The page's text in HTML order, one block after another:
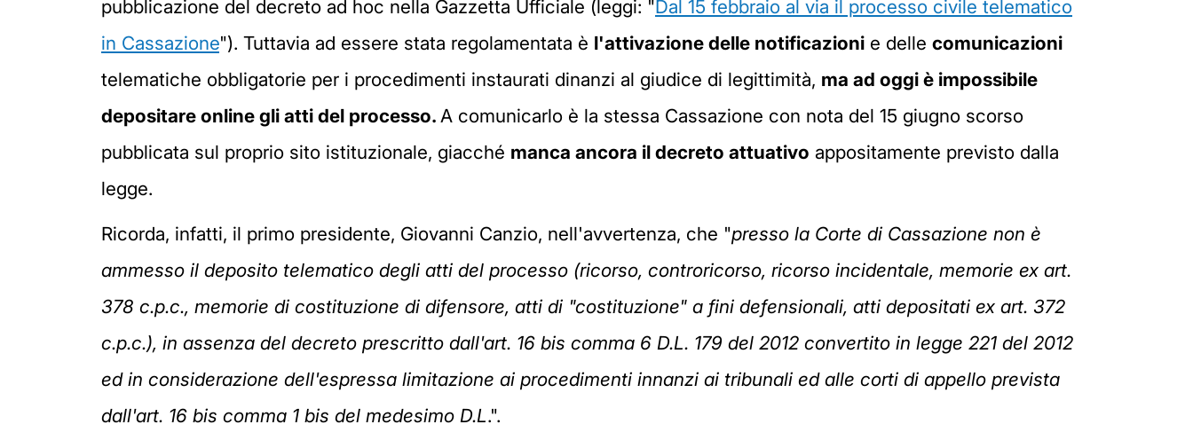
pubblicazione del decreto ad hoc nella Gazzetta Ufficiale (leggi: "Dal 15 febbraio al via il processo civile telematico
in Cassazione"). Tuttavia ad essere stata regolamentata è l'attivazione delle notificazioni e delle comunicazioni
telematiche obbligatorie per i procedimenti instaurati dinanzi al giudice di legittimità, ma ad oggi è impossibile
depositare online gli atti del processo. A comunicarlo è la stessa Cassazione con nota del 15 giugno scorso
pubblicata sul proprio sito istituzionale, giacché manca ancora il decreto attuativo appositamente previsto dalla
legge.
Ricorda, infatti, il primo presidente, Giovanni Canzio, nell'avvertenza, che "presso la Corte di Cassazione non è
ammesso il deposito telematico degli atti del processo (ricorso, controricorso, ricorso incidentale, memorie ex art.
378 c.p.c., memorie di costituzione di difensore, atti di "costituzione" a fini defensionali, atti depositati ex art. 372
c.p.c.), in assenza del decreto prescritto dall'art. 16 bis comma 6 D.L. 179 del 2012 convertito in legge 221 del 2012
ed in considerazione dell'espressa limitazione ai procedimenti innanzi ai tribunali ed alle corti di appello prevista
dall'art. 16 bis comma 1 bis del medesimo D.L.".